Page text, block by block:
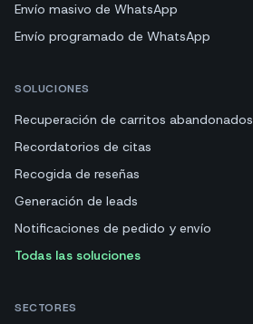
Envío masivo de WhatsApp
Envío programado de WhatsApp
SOLUCIONES
Recuperación de carritos abandonados
Recordatorios de citas
Recogida de reseñas
Generación de leads
Notificaciones de pedido y envío
Todas las soluciones
SECTORES